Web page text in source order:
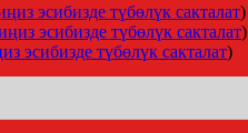
эсибизде түбөлүк сакталат)
эсибизде түбөлүк сакталат)
эсибизде түбөлүк сакталат)